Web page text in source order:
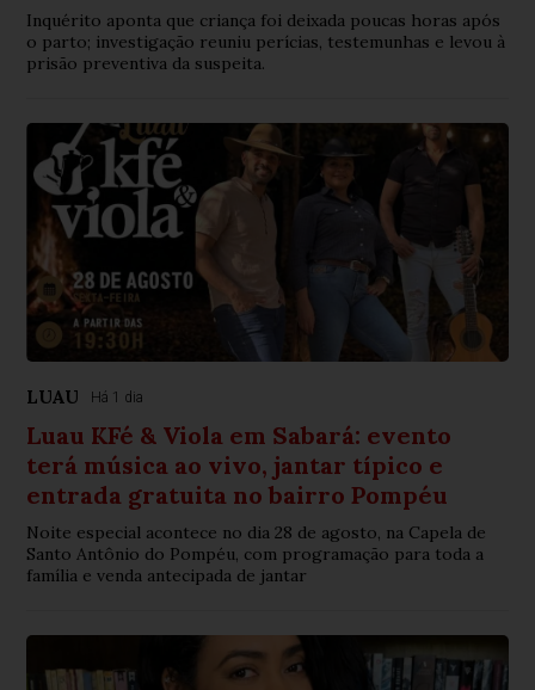
Inquérito aponta que criança foi deixada poucas horas após
o parto; investigação reuniu perícias, testemunhas e levou à
prisão preventiva da suspeita.
LUAU Há 1 dia
Luau KFé & Viola em Sabará: evento
terá música ao vivo, jantar típico e
entrada gratuita no bairro Pompéu
Noite especial acontece no dia 28 de agosto, na Capela de
Santo Antônio do Pompéu, com programação para toda a
família e venda antecipada de jantar